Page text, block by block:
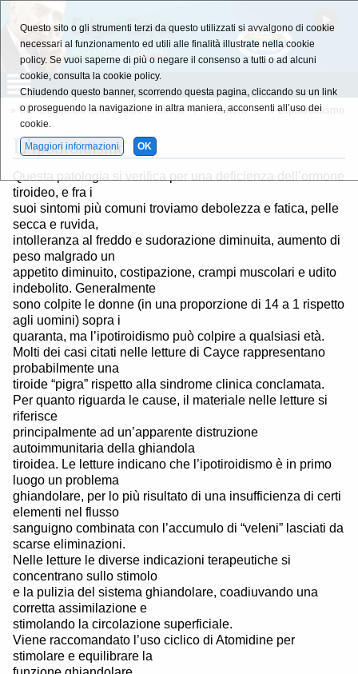
L'Enciclopedia della Salute » lettera - I - »Lettera - I - » L'Ipotiroidismo
L'Ipotiroidismo
Questa patologia si verifica per una deficienza dell’ormone
tiroideo, e fra i
suoi sintomi più comuni troviamo debolezza e fatica, pelle
secca e ruvida,
intolleranza al freddo e sudorazione diminuita, aumento di
peso malgrado un
appetito diminuito, costipazione, crampi muscolari e udito
indebolito. Generalmente
sono colpite le donne (in una proporzione di 14 a 1 rispetto
agli uomini) sopra i
quaranta, ma l’ipotiroidismo può colpire a qualsiasi età.
Molti dei casi citati nelle letture di Cayce rappresentano
probabilmente una
tiroide “pigra” rispetto alla sindrome clinica conclamata.
Per quanto riguarda le cause, il materiale nelle letture si
riferisce
principalmente ad un’apparente distruzione
autoimmunitaria della ghiandola
tiroidea. Le letture indicano che l’ipotiroidismo è in primo
luogo un problema
ghiandolare, per lo più risultato di una insufficienza di certi
elementi nel flusso
sanguigno combinata con l’accumulo di “veleni” lasciati da
scarse eliminazioni.
Nelle letture le diverse indicazioni terapeutiche si
concentrano sullo stimolo
e la pulizia del sistema ghiandolare, coadiuvando una
corretta assimilazione e
stimolando la circolazione superficiale.
Viene raccomandato l’uso ciclico di Atomidine per
stimolare e equilibrare la
Questo sito o gli strumenti terzi da questo utilizzati si avvalgono di cookie
necessari al funzionamento ed utili alle finalità illustrate nella cookie
policy. Se vuoi saperne di più o negare il consenso a tutti o ad alcuni
cookie, consulta la cookie policy.
Chiudendo questo banner, scorrendo questa pagina, cliccando su un link
o proseguendo la navigazione in altra maniera, acconsenti all’uso dei
cookie.
Maggiori informazioni
OK